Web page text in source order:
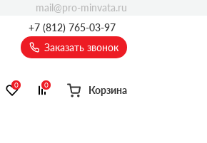
+7 (812) 765-03-97
Заказать звонок
0 0 Корзина
mail@pro-minvata.ru